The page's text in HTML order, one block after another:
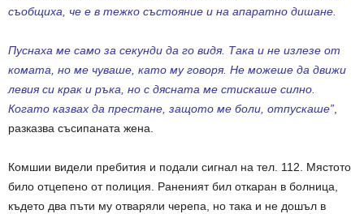
съобщиха, че е в тежко състояние и на апаратно дишане.
Пуснаха ме само за секунди да го видя. Така и не излезе от
комата, но ме чуваше, като му говоря. Не можеше да движи
левия си крак и ръка, но с дясната ме стискаше силно.
Когато казвах да престане, защото ме боли, отпускаше”,
разказва съсипаната жена.
Комшии видели пребития и подали сигнал на тел. 112. Мястото
било отцепено от полиция. Раненият бил откаран в болница,
където два пъти му отваряли черепа, но така и не дошъл в